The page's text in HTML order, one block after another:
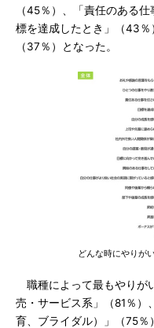
（45％）、「責任のある
標を達成したとき」（43％
（37％）となった。
どんな時にやりが
職種によって最もやりが
売・サービス系」（81％）
育、ブライダル）」（75％